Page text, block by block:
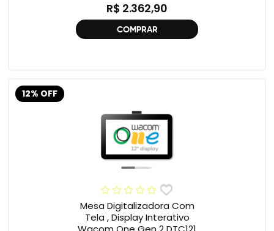
R$ 2.362,90
COMPRAR
12% OFF
Mesa Digitalizadora Com
Tela , Display Interativo